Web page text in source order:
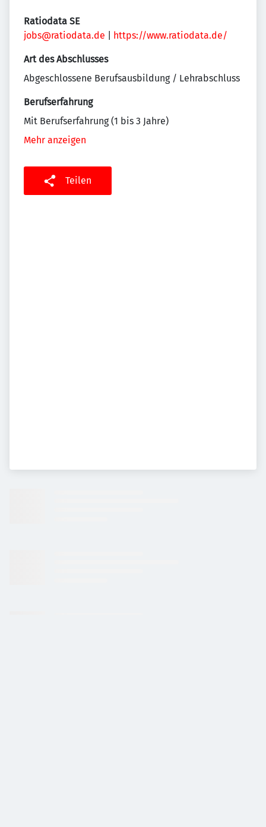
Ratiodata SE
jobs@ratiodata.de
https://www.ratiodata.de/
Art des Abschlusses
Abgeschlossene Berufsausbildung / Lehrabschluss
Berufserfahrung
Mit Berufserfahrung (1 bis 3 Jahre)
Mehr anzeigen
Teilen